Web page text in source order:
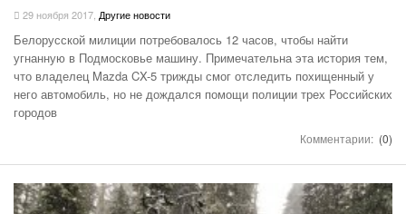
29 ноября 2017, Другие новости
Белорусской милиции потребовалось 12 часов, чтобы найти
угнанную в Подмосковье машину. Примечательна эта история тем,
что владелец Mazda CX-5 трижды смог отследить похищенный у
него автомобиль, но не дождался помощи полиции трех Российских
городов
Комментарии: (0)